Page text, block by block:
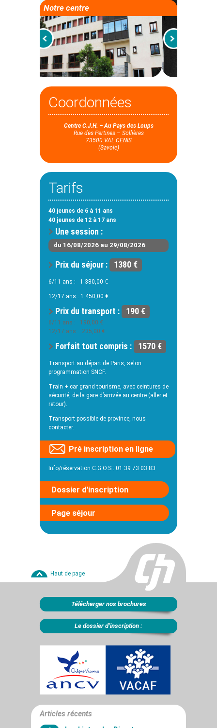
Notre centre
Coordonnées
Centre C.J.H. – Au Pays des Loups
Rue des Pertines – Sollières
73500 VAL CENIS
(Savoie)
Tarifs
40 jeunes de 6 à 11 ans
40 jeunes de 12 à 17 ans
Une session :
du 16/08/2026 au 29/08/2026
Prix du séjour : 1380 €
6/11 ans : 1 380,00 €
12/17 ans : 1 450,00 €
Prix du transport : 190 €
6/11 ans : 190,00 €
12/17 ans : 235,00 €
Forfait tout compris : 1570 €
Transport au départ de Paris, selon
programmation SNCF.
Train + car grand tourisme, avec ceintures de
sécurité, de la gare d’arrivée au centre (aller et
retour).
Transport possible de province, nous
contacter.
Pré inscription en ligne
Info/réservation C.G.O.S : 01 39 73 03 83
Dossier d'inscription
Page séjour
Haut de page
Télécharger nos brochures
Le dossier d’inscription :
Articles récents